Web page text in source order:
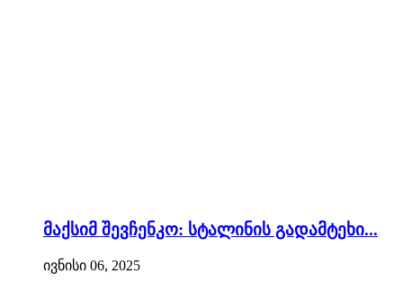
მაქსიმ შევჩენკო: სტალინის გადამტეხი...
ივნისი 06, 2025